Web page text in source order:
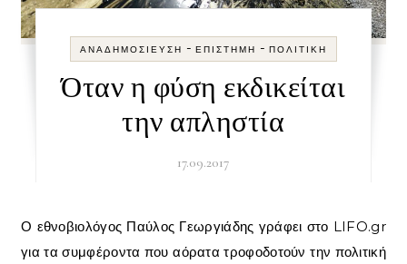
ΑΝΑΔΗΜΟΣΊΕΥΣΗ - ΕΠΙΣΤΉΜΗ - ΠΟΛΙΤΙΚΉ
Όταν η φύση εκδικείται
την απληστία
17.09.2017
Ο εθνοβιολόγος Παύλος Γεωργιάδης γράφει στο LIFO.gr
για τα συμφέροντα που αόρατα τροφοδοτούν την πολιτική